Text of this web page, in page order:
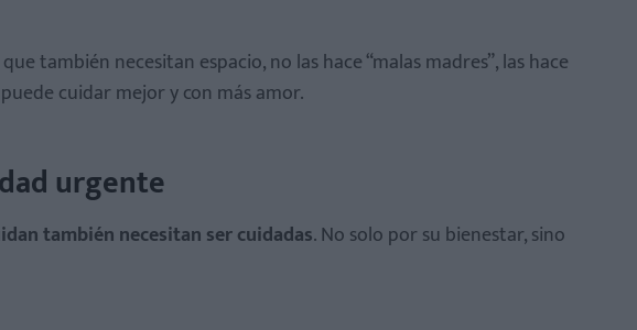
también necesitan espacio, no las hace “malas madres”, las hace
cuidar mejor y con más amor.
urgente
también necesitan ser cuidadas. No solo por su bienestar, sino